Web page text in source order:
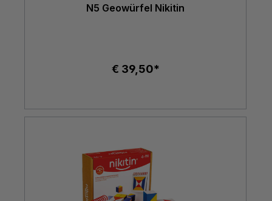
N5 Geowürfel Nikitin
€ 39,50*